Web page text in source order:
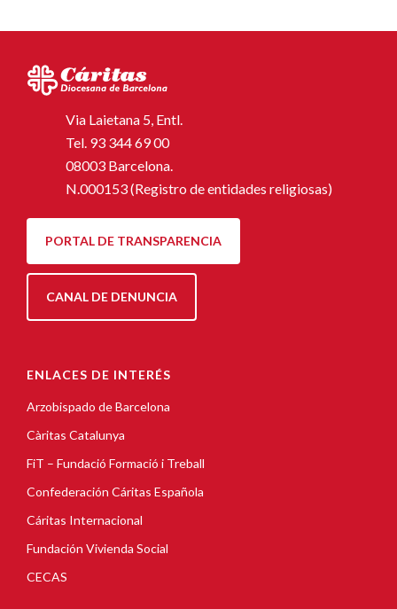
Via Laietana 5, Entl.
Tel. 93 344 69 00
08003 Barcelona.
N.000153 (Registro de entidades religiosas)
PORTAL DE TRANSPARENCIA
CANAL DE DENUNCIA
ENLACES DE INTERÉS
Arzobispado de Barcelona
Càritas Catalunya
FiT – Fundació Formació i Treball
Confederación Cáritas Española
Cáritas Internacional
Fundación Vivienda Social
CECAS